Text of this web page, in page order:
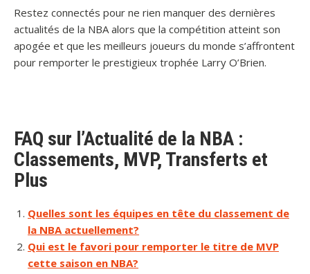
Restez connectés pour ne rien manquer des dernières
actualités de la NBA alors que la compétition atteint son
apogée et que les meilleurs joueurs du monde s’affrontent
pour remporter le prestigieux trophée Larry O’Brien.
FAQ sur l’Actualité de la NBA :
Classements, MVP, Transferts et
Plus
Quelles sont les équipes en tête du classement de
la NBA actuellement?
Qui est le favori pour remporter le titre de MVP
cette saison en NBA?